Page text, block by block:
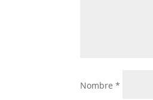
Nombre*